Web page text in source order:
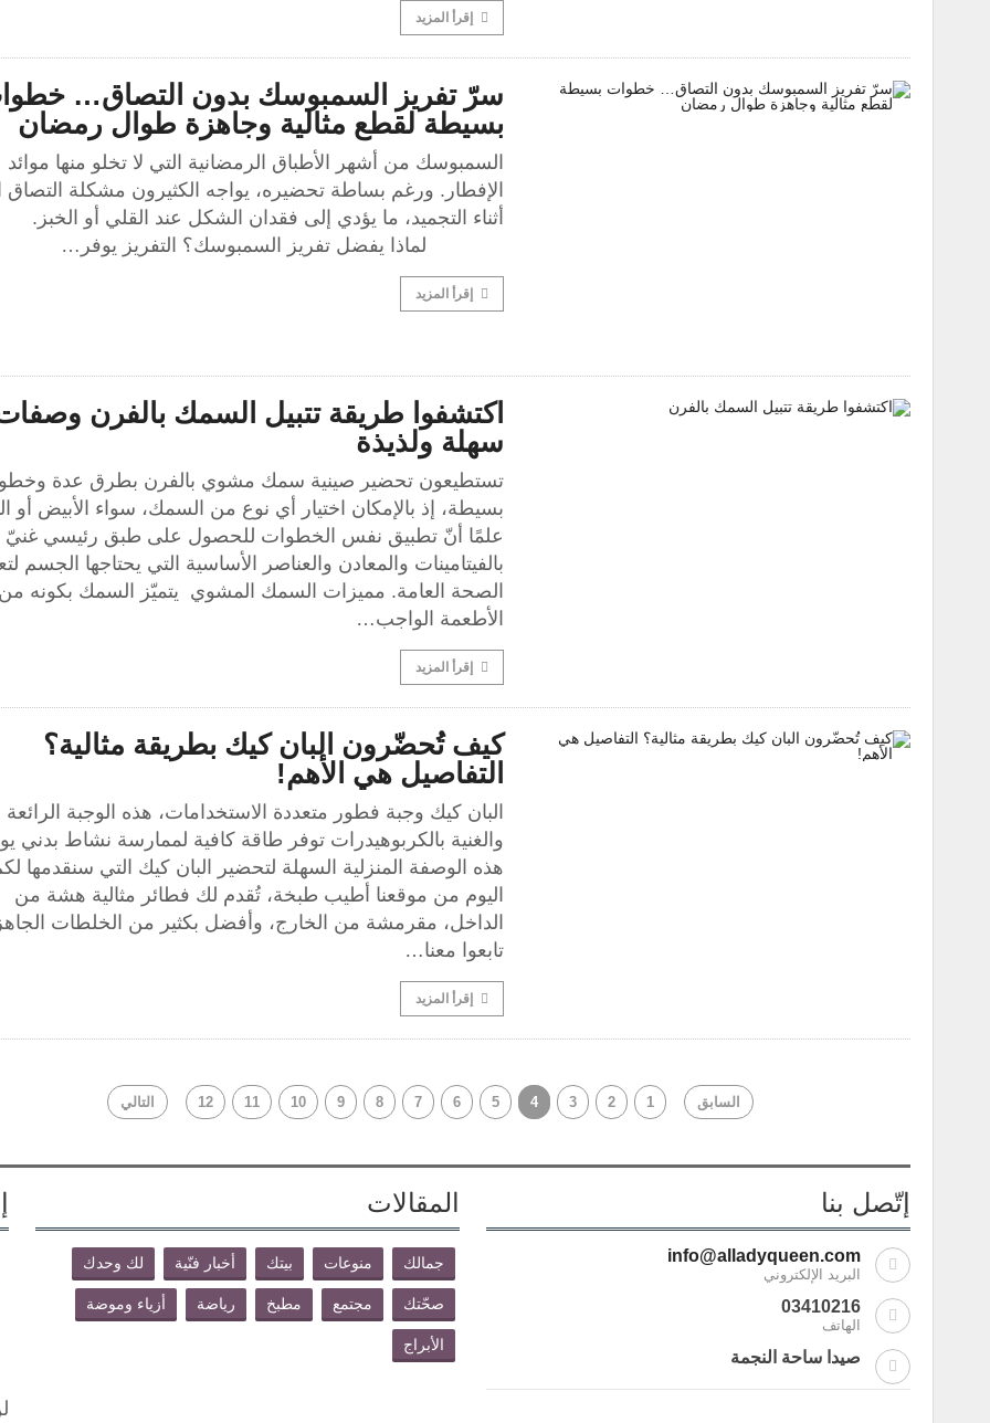
إقرأ المزيد
سرّ تفريز السمبوسك بدون التصاق…
بسيطة لقطع مثالية وجاهزة طوال رمضان
السمبوسك من أشهر الأطباق الرمضانية التي لا تخلو منها موائد
الإفطار. ورغم بساطة تحضيره، يواجه الكثيرون مشكلة التصاق
أثناء التجميد، ما يؤدي إلى فقدان الشكل عند القلي أو
لماذا يفضل تفريز السمبوسك؟ التفريز يوفر…
إقرأ المزيد
اكتشفوا طريقة تتبيل السمك بالفرن
سهلة ولذيذة
تستطيعون تحضير صينية سمك مشوي بالفرن بطرق عدة
بسيطة، إذ بالإمكان اختيار أي نوع من السمك، سواء الأبيض أو
علمًا أنّ تطبيق نفس الخطوات للحصول على طبق رئيسي غنيّ
بالفيتامينات والمعادن والعناصر الأساسية التي يحتاجها الجسم
الصحة العامة. مميزات السمك المشوي يتميّز السمك بكونه من
الأطعمة الواجب…
إقرأ المزيد
كيف تُحضّرون البان كيك بطريقة مثالية؟
التفاصيل هي الأهم!
البان كيك وجبة فطور متعددة الاستخدامات، هذه الوجبة الرائعة
والغنية بالكربوهيدرات توفر طاقة كافية لممارسة نشاط بدني
هذه الوصفة المنزلية السهلة لتحضير البان كيك التي سنقدمها
اليوم من موقعنا أطيب طبخة، تُقدم لك فطائر مثالية هشة من
الداخل، مقرمشة من الخارج، وأفضل بكثير من الخلطات
تابعوا معنا…
إقرأ المزيد
السابق 1
2
3
4
5
6
7
8
9
10
11
12 التالي
إتّصل بنا
info@alladyqueen.com
البريد الإلكتروني
03410216
الهاتف
صيدا ساحة النجمة
المقالات
جمالك منوعات بيتك أخبار فنّية لك وحدك
صحّتك مجتمع مطبخ رياضة أزياء وموضة
الأبراج